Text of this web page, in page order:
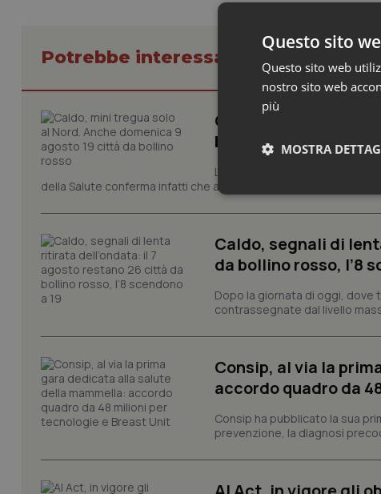
Potrebbe interessarti in Cronache
Caldo, mini tregua
bollino rosso
La quarta ondata di calore
della Salute conferma infatti che anche domenica 9 agosto
Caldo, segnali di
da bollino rosso, l’8
Dopo la giornata di oggi, dove
contrassegnate dal livello
Consip, al via la
accordo quadro da
Consip ha pubblicato la sua
prevenzione, la diagnosi
Questo sito
Questo sito web
nostro sito web
più
MOSTRA
Necessari
I cookie necessari
Nome